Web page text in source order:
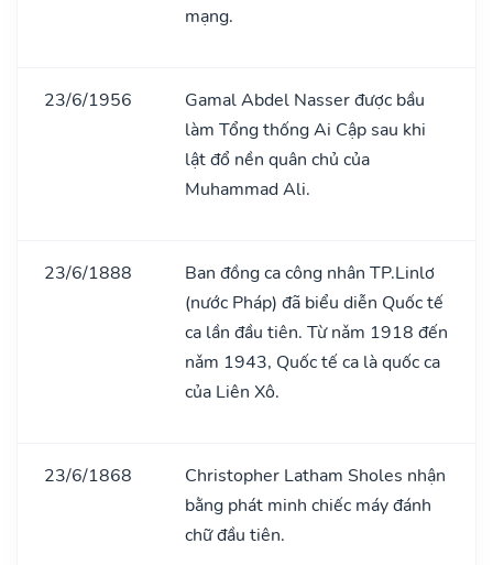
mạng.
23/6/1956
Gamal Abdel Nasser được bầu
làm Tổng thống Ai Cập sau khi
lật đổ nền quân chủ của
Muhammad Ali.
23/6/1888
Ban đồng ca công nhân TP.Linlơ
(nước Pháp) đã biểu diễn Quốc tế
ca lần đầu tiên. Từ nǎm 1918 đến
nǎm 1943, Quốc tế ca là quốc ca
của Liên Xô.
23/6/1868
Christopher Latham Sholes nhận
bằng phát minh chiếc máy đánh
chữ đầu tiên.